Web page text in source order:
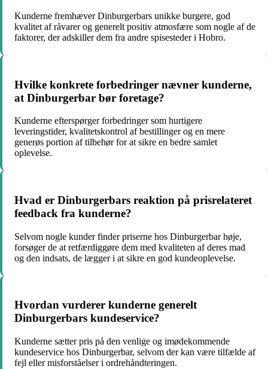
Kunderne fremhæver Dinburgerbars unikke burgere, god
kvalitet af råvarer og generelt positiv atmosfære som nogle af de
faktorer, der adskiller dem fra andre spisesteder i Hobro.
Hvilke konkrete forbedringer nævner kunderne,
at Dinburgerbar bør foretage?
Kunderne efterspørger forbedringer som hurtigere
leveringstider, kvalitetskontrol af bestillinger og en mere
generøs portion af tilbehør for at sikre en bedre samlet
oplevelse.
Hvad er Dinburgerbars reaktion på prisrelateret
feedback fra kunderne?
Selvom nogle kunder finder priserne hos Dinburgerbar høje,
forsøger de at retfærdiggøre dem med kvaliteten af deres mad
og den indsats, de lægger i at sikre en god kundeoplevelse.
Hvordan vurderer kunderne generelt
Dinburgerbars kundeservice?
Kunderne sætter pris på den venlige og imødekommende
kundeservice hos Dinburgerbar, selvom der kan være tilfælde af
fejl eller misforståelser i ordrehåndteringen.